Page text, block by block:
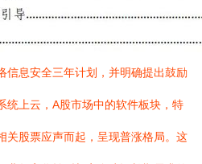
信息安全三年计划，并明确提出鼓励
统上云，A股市场中的软件板块，特
关股票应声而起，呈现普涨格局。这